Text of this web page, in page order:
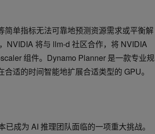
简单指标无法可靠地预测资源需求或平衡解
NVIDIA 将与 llm-d 社区合作，将 NVIDIA
组件。Dynamo Planner 是一款专业规
适的时间智能地扩展合适类型的 GPU。
成为 AI 推理团队面临的一项重大挑战。